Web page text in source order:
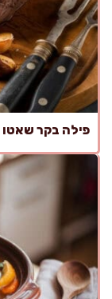
פילה בקר שאטו